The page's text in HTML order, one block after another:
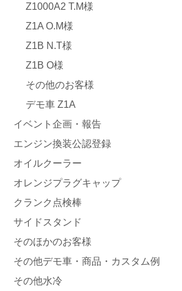
Z1000A2 T.M様
Z1A O.M様
Z1B N.T様
Z1B O様
その他のお客様
デモ車 Z1A
イベント企画・報告
エンジン換装公認登録
オイルクーラー
オレンジプラグキャップ
クランク点検棒
サイドスタンド
そのほかのお客様
その他デモ車・商品・カスタム例
その他水冷